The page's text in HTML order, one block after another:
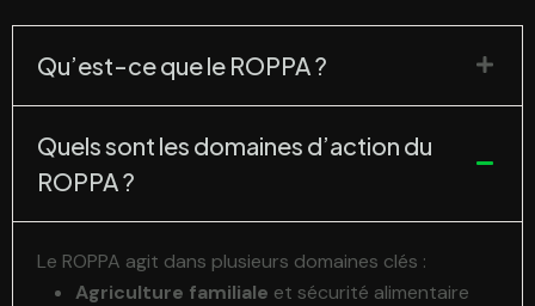
Qu’est-ce que le ROPPA ?
Quels sont les domaines d’action du
ROPPA ?
Le ROPPA agit dans plusieurs domaines clés :
Agriculture familiale et sécurité alimentaire